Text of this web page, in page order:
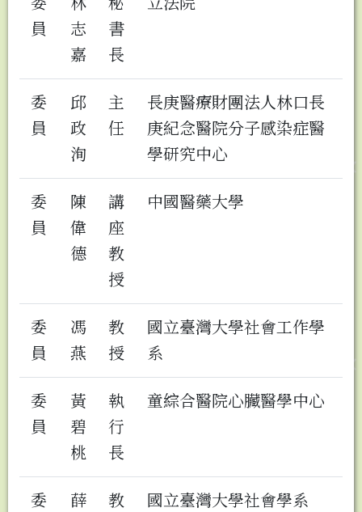
員
志
嘉
書
長
委
員
邱
政
洵
主
任
長庚醫療財團法人林口長
庚紀念醫院分子感染症醫
學研究中心
委
員
陳
偉
德
講
座
教
授
中國醫藥大學
委
員
馮
燕
教
授
國立臺灣大學社會工作學
系
委
員
黃
碧
桃
執
行
長
童綜合醫院心臟醫學中心
委
薛
教
國立臺灣大學社會學系